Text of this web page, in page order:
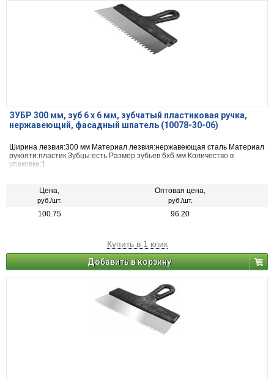
ЗУБР 300 мм, зуб 6 х 6 мм, зубчатый пластиковая ручка,
нержавеющий, фасадный шпатель (10078-30-06)
Ширина лезвия:300 мм Материал лезвия:нержавеющая сталь Материал
рукояти:пластик Зубцы:есть Размер зубьев:6х6 мм Количество в
упаковке:1
Цена,
руб./шт.
Оптовая цена,
руб./шт.
100.75 96.20
Купить в 1 клик
Добавить в корзину